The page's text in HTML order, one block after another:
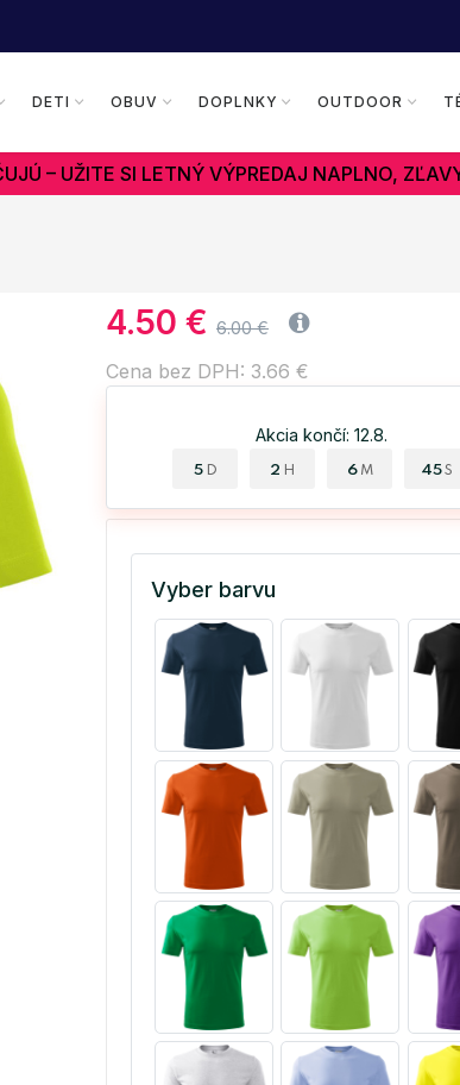
DETI OBUV DOPLNKY OUTDOOR
– UŽITE SI LETNÝ VÝPREDAJ NAPLNO,
4.50 € 6.00 €
Cena bez DPH: 3.66 €
Akcia končí: 12.8.
5 D 2 H 6 M 44 S
Vyber barvu